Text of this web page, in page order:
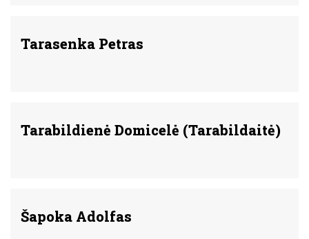
Tarasenka Petras
Tarabildienė Domicelė (Tarabildaitė)
Šapoka Adolfas